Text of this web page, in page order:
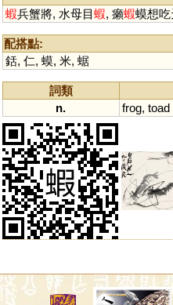
蝦兵蟹將, 水母目蝦, 癩蝦蟆想吃
配搭點:
銛, 仁, 蟆, 米, 蜛
詞類
n.
frog, toad